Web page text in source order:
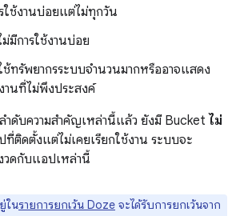
ใช้งานบ่อยแต่ไม่ทุกวัน
มีการใช้งานบ่อย
ทรัพยากรระบบจำนวนมากหรืออาจแสดง
นที่ไม่พึงประสงค์
ดับความสำคัญเหล่านี้แล้ว ยังมี Bucket ไม่
ติดตั้งแต่ไม่เคยเรียกใช้งาน ระบบจะ
วดกับแอปเหล่านี้
ในรายการยกเว้น Doze จะได้รับการยกเว้นจาก